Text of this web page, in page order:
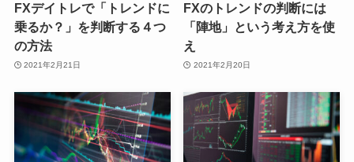
FXデイトレで「トレンドに
乗るか？」を判断する４つ
の方法
2021年2月21日
FXのトレンドの判断には
「陣地」という考え方を使
え
2021年2月20日